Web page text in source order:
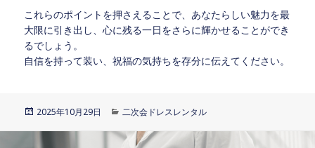
これらのポイントを押さえることで、あなたらしい魅力を最
大限に引き出し、心に残る一日をさらに輝かせることができ
るでしょう。
自信を持って装い、祝福の気持ちを存分に伝えてください。
投
2025年10月29日
カ
ゴ
二次会ドレスレンタル